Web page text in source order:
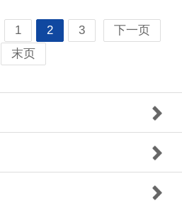
1 2 3
下一页
末页